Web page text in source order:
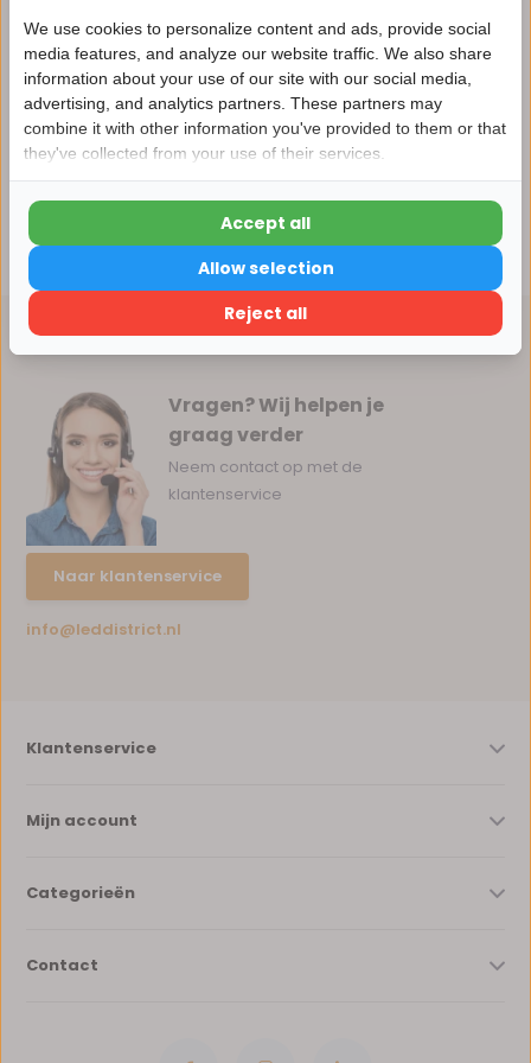
Productomschrijving
Specificaties
Reviews
Delen
Vragen? Wij helpen je
graag verder
Neem contact op met de
klantenservice
Naar klantenservice
info@leddistrict.nl
Klantenservice
Mijn account
Categorieën
Contact
Nu 15% korting
15korting
15% korting
Verder winkelen
We use cookies to personalize content and ads, provide social
media features, and analyze our website traffic. We also share
information about your use of our site with our social media,
advertising, and analytics partners. These partners may
combine it with other information you've provided to them or that
they've collected from your use of their services.
Reject all
Allow selection
Accept all